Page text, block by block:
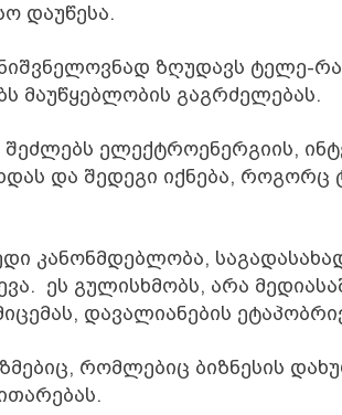
დაუწესა.
ზღუდავს ტელე-
მაუწყებლობის გაგრძელებას.
შეძლებს ელექტროენერგიის,
და შედეგი იქნება, როგორც
კანონმდებლობა,
. ეს გულისხმობს, არა
დავალიანების
, რომლებიც ბიზნესის
.